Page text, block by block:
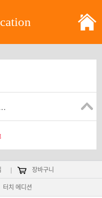
장바구니
터치 에디션